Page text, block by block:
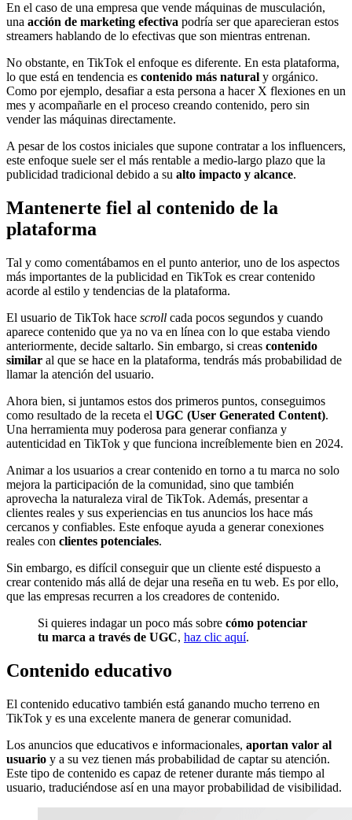
En el caso de una empresa que vende máquinas de musculación,
una acción de marketing efectiva podría ser que aparecieran estos
streamers hablando de lo efectivas que son mientras entrenan.
No obstante, en TikTok el enfoque es diferente. En esta plataforma,
lo que está en tendencia es contenido más natural y orgánico.
Como por ejemplo, desafiar a esta persona a hacer X flexiones en un
mes y acompañarle en el proceso creando contenido, pero sin
vender las máquinas directamente.
A pesar de los costos iniciales que supone contratar a los influencers,
este enfoque suele ser el más rentable a medio-largo plazo que la
publicidad tradicional debido a su alto impacto y alcance.
Mantenerte fiel al contenido de la
plataforma
Tal y como comentábamos en el punto anterior, uno de los aspectos
más importantes de la publicidad en TikTok es crear contenido
acorde al estilo y tendencias de la plataforma.
El usuario de TikTok hace scroll cada pocos segundos y cuando
aparece contenido que ya no va en línea con lo que estaba viendo
anteriormente, decide saltarlo. Sin embargo, si creas contenido
similar al que se hace en la plataforma, tendrás más probabilidad de
llamar la atención del usuario.
Ahora bien, si juntamos estos dos primeros puntos, conseguimos
como resultado de la receta el UGC (User Generated Content).
Una herramienta muy poderosa para generar confianza y
autenticidad en TikTok y que funciona increíblemente bien en 2024.
Animar a los usuarios a crear contenido en torno a tu marca no solo
mejora la participación de la comunidad, sino que también
aprovecha la naturaleza viral de TikTok. Además, presentar a
clientes reales y sus experiencias en tus anuncios los hace más
cercanos y confiables. Este enfoque ayuda a generar conexiones
reales con clientes potenciales.
Sin embargo, es difícil conseguir que un cliente esté dispuesto a
crear contenido más allá de dejar una reseña en tu web. Es por ello,
que las empresas recurren a los creadores de contenido.
Si quieres indagar un poco más sobre cómo potenciar
tu marca a través de UGC, haz clic aquí.
Contenido educativo
El contenido educativo también está ganando mucho terreno en
TikTok y es una excelente manera de generar comunidad.
Los anuncios que educativos e informacionales, aportan valor al
usuario y a su vez tienen más probabilidad de captar su atención.
Este tipo de contenido es capaz de retener durante más tiempo al
usuario, traduciéndose así en una mayor probabilidad de visibilidad.